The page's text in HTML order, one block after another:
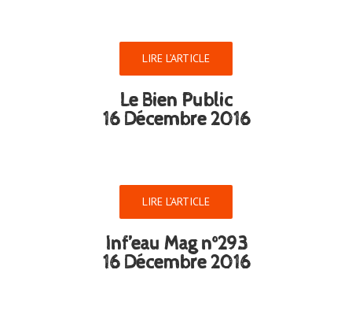
LIRE L’ARTICLE
Le Bien Public
16 Décembre 2016
LIRE L’ARTICLE
Inf’eau Mag n°293
16 Décembre 2016